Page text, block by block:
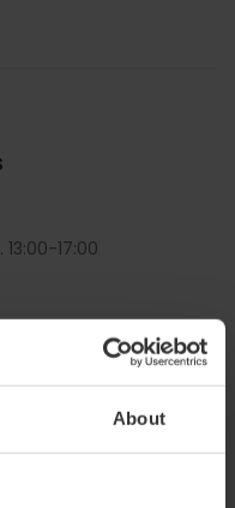
About
17:00